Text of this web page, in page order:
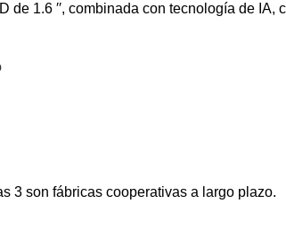
de 1.6 ′′, combinada con tecnología de
3 son fábricas cooperativas a largo plazo.